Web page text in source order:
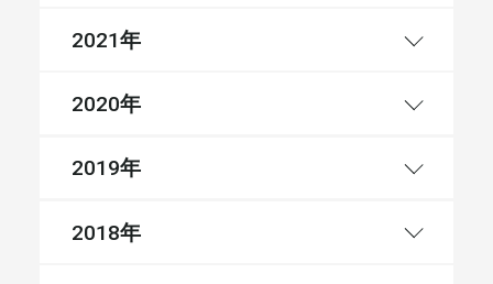
2021年
2020年
2019年
2018年